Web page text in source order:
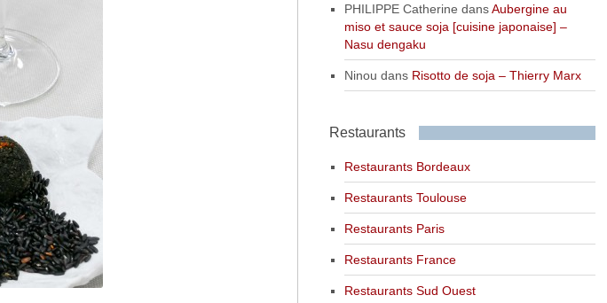
PHILIPPE Catherine dansAubergine au
miso et sauce soja [cuisine japonaise] –
Nasu dengaku
Ninou dans Risotto de soja – Thierry Marx
Restaurants
Restaurants Bordeaux
Restaurants Toulouse
Restaurants Paris
Restaurants France
Restaurants Sud Ouest